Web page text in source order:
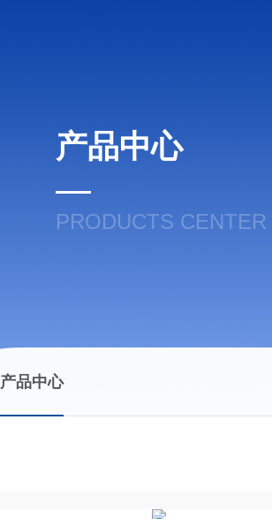
产品中心
PRODUCTS CENTER
产品中心